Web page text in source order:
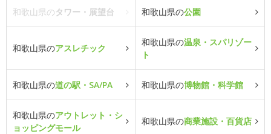
和歌山県のタワー・展望台 和歌山県の公園
和歌山県のアスレチック
和歌山県の温泉・スパリゾー
ト
和歌山県の道の駅・SA/PA 和歌山県の博物館・科学館
和歌山県のアウトレット・シ
ョッピングモール
和歌山県の商業施設・百貨店